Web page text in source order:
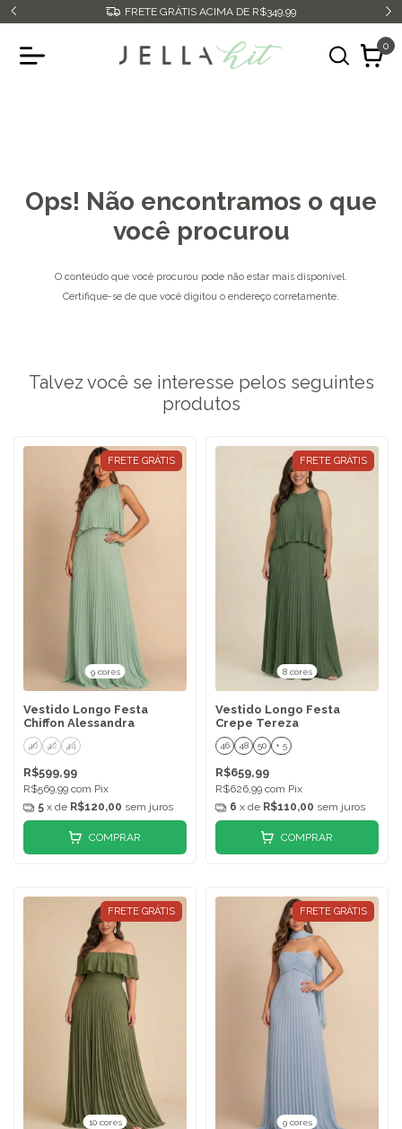
FRETE GRÁTIS ACIMA DE R$349,99
0
Ops! Não encontramos o que
você procurou
O conteúdo que você procurou pode não estar mais disponível.
Certifique-se de que você digitou o endereço corretamente.
Talvez você se interesse pelos seguintes
produtos
FRETE GRÁTIS
9 cores
Vestido Longo Festa
Chiffon Alessandra
40 42 44
R$599,99
R$569,99 com Pix
5 x de R$120,00 sem juros
COMPRAR
FRETE GRÁTIS
8 cores
Vestido Longo Festa
Crepe Tereza
46 48 50 + 5
R$659,99
R$626,99 com Pix
6 x de R$110,00 sem juros
COMPRAR
FRETE GRÁTIS
10 cores
FRETE GRÁTIS
9 cores